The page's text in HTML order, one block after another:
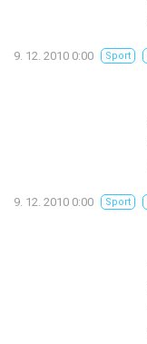
9. 12. 2010 0:00 Sport
9. 12. 2010 0:00 Sport